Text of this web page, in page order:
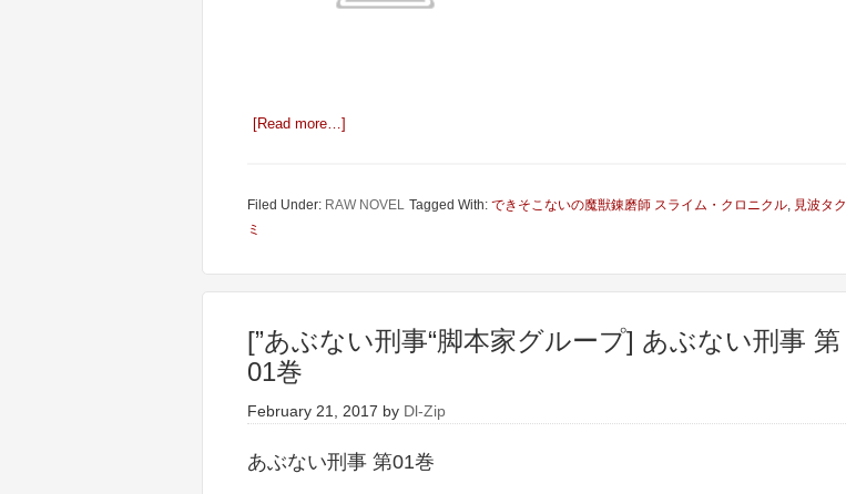
[Read more…]
Filed Under: RAW NOVEL Tagged With: できそこないの魔獣錬磨師 スライム・クロニクル, 見波タク
ミ
[”あぶない刑事“脚本家グループ] あぶない刑事 第
01巻
February 21, 2017 by Dl-Zip
あぶない刑事 第01巻